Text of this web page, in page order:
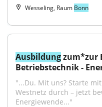
Wesseling, Raum Bonn
Ausbildung zum*zur
Betriebstechnik -
"...Du. Mit uns? Starte
Westnetz durch – jetzt
Energiewende..."